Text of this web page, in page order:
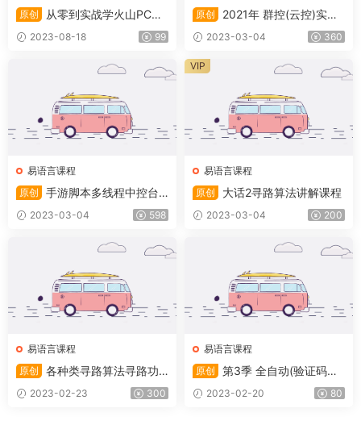
原创
从零到实战学火山PC程
序开发(2024年)
2023-08-18 99
原创
2021年 群控(云控)实战
开发课程-自带项目
2023-03-04 360
易语言课程
原创
手游脚本多线程中控台
开发详解易语言篇(2021)
2023-03-04 598
易语言课程
原创
大话2寻路算法讲解课程
2023-03-04 200
VIP
易语言课程
原创
各种类寻路算法寻路功
能实战详解-解决各类寻路难题
(2022)
2023-02-23 300
易语言课程
原创
第3季 全自动(验证码识
别)答题器开发_易语言篇(202
2)
2023-02-20 80